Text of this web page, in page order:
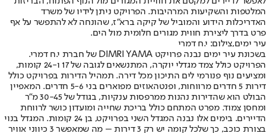
המלטפות והשקיעות המרהיבות. הפרויקט ניתן לידיו של משרד
האדריכלות הידוע והמוביל של קיקה ברא"ז, שהונחה לא להתפשר על אף
פרט בדרך ליצירת חווית מגורים חלומית מול הים.
עיר ימים,צילום: י.ח דמרי
בשכונת עיר ימים נבנה פרויקט DIMRI YAMA של חברת י.ח דמרי.
הפרויקט כולל צמד מגדלי יוקרה, המתנשאים לגובה של 17 ו-24 קומות,
ומציעים נוף פנורמי לים התיכון מכל דירה. תמהיל הדירות בפרויקט כולל
דירות 5 חדרים מרווחות, ופנטהאוזים מפוארים בני 5-6 חדרים. המאפיין
הבולט הוא שהדירות נהנות ממרפסות ענקיות, בגודל של 30-45 מ"ר
ומחסן צמוד. מפרט המתחם כולל בריכת שחייה ומועדון כושר לרווחת
הדיירים. בימים אלו נבנה המגדל השני בפרויקט, בן 24 קומות. המגדל בנוי
בצורת כוכב, כך שלכל קומה יש רק 3 דירות – מה שמאפשר 3 כיווני אוויר